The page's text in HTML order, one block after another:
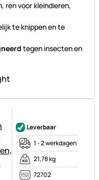
ren voor kleindieren,
te knippen en te
tegen insecten en
Leverbaar
1 - 2 werkdagen
21,78 kg
72702